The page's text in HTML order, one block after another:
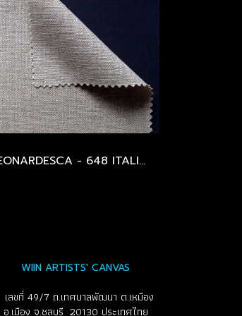
LEONARDESCA - 648 ITALIAN LINEN - MEDIUM - 355 GSM / CLEAR PRIMED
WIIN ARTISTS' CANVAS
เลขที่ 49/7 ถ.เทศบาลพัฒนา ต.เหมือง
อ.เมือง จ.ชลบุรี 20130 ประเทศไทย